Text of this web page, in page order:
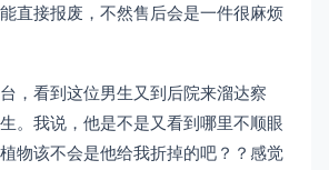
直接报废，不然售后会是一件很麻烦
，看到这位男生又到后院来溜达察
。我说，他是不是又看到哪里不顺眼
物该不会是他给我折掉的吧？？感觉